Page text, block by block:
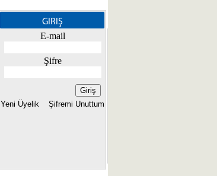
GIRIŞ
E-mail
Şifre
Yeni Üyelik Şifremi Unuttum